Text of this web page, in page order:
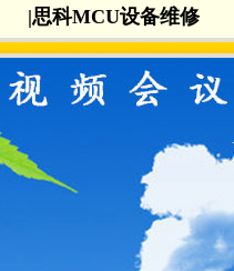
|思科MCU设备维修